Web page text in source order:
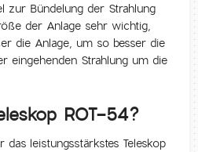
zur Bündelung der Strahlung
der Anlage sehr wichtig,
die Anlage, um so besser die
eingehenden Strahlung um die
ROT-54?
das leistungsstärkstes Teleskop